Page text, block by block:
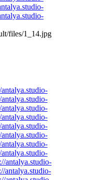
files/1_14.jpg
antalya.studio-
antalya.studio-